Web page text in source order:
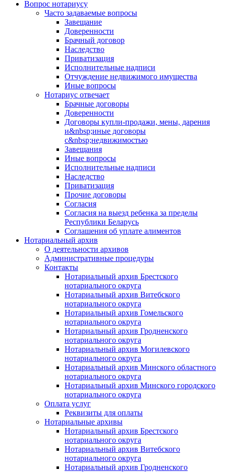
Вопрос нотариусу
Часто задаваемые вопросы
Завещание
Доверенности
Брачный договор
Наследство
Приватизация
Исполнительные надписи
Отчуждение недвижимого имущества
Иные вопросы
Нотариус отвечает
Брачные договоры
Доверенности
Договоры купли-продажи, мены, дарения
и&nbsp;иные договоры
с&nbsp;недвижимостью
Завещания
Иные вопросы
Исполнительные надписи
Наследство
Приватизация
Прочие договоры
Согласия
Согласия на выезд ребенка за пределы
Республики Беларусь
Соглашения об уплате алиментов
Нотариальный архив
О деятельности архивов
Административные процедуры
Контакты
Нотариальный архив Брестского
нотариального округа
Нотариальный архив Витебского
нотариального округа
Нотариальный архив Гомельского
нотариального округа
Нотариальный архив Гродненского
нотариального округа
Нотариальный архив Могилевского
нотариального округа
Нотариальный архив Минского областного
нотариального округа
Нотариальный архив Минского городского
нотариального округа
Оплата услуг
Реквизиты для оплаты
Нотариальные архивы
Нотариальный архив Брестского
нотариального округа
Нотариальный архив Витебского
нотариального округа
Нотариальный архив Гродненского